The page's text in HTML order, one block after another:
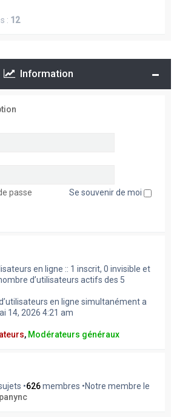
: 12
Information
passe Se souvenir de moi
en ligne :: 1 inscrit, 0 invisible et
d’utilisateurs actifs des 5
en ligne simultanément a
14, 2026 4:21 am
, Modérateurs généraux
•626membres •Notre membre le